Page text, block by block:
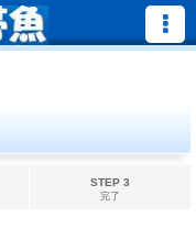
STEP 3
完了